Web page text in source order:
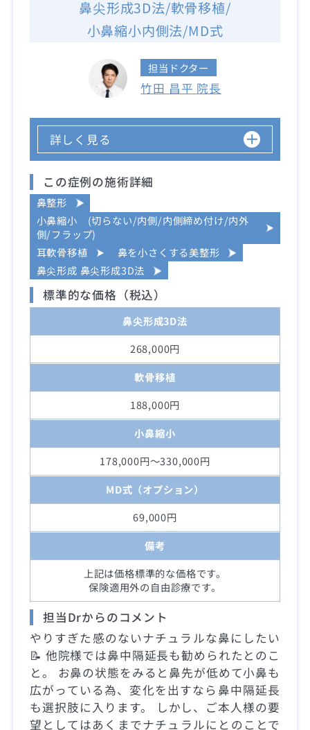
鼻尖形成3D法/軟骨移植/
小鼻縮小内側法/MD式
担当ドクター
竹田 昌平 院長
詳しく見る
この症例の施術詳細
鼻整形
小鼻縮小 (切らない/内側/内側締め付け/内外
側/フラップ)
耳軟骨移植
鼻を小さくする美整形
鼻尖形成 鼻尖形成3D法
標準的な価格（税込）
鼻尖形成3D法
268,000円
軟骨移植
188,000円
小鼻縮小
178,000円～330,000円
MD式（オプション）
69,000円
備考
上記は価格標準的な価格です。
保険適用外の自由診療です。
担当Drからのコメント
やりすぎた感のないナチュラルな鼻にしたい
📝 他院様では鼻中隔延長も勧められたとのこ
と。 お鼻の状態をみると鼻先が低めて小鼻も
広がっている為、変化を出すなら鼻中隔延長
も選択肢に入ります。 しかし、ご本人様の要
望としてはあくまでナチュラルにとのことで